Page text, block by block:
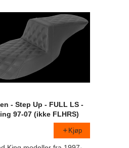
- Step Up - FULL LS -
97-07 (ikke FLHRS)
Kjøp